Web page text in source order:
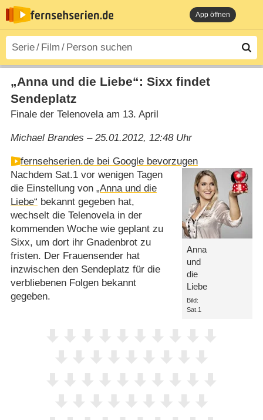
App öffnen
„Anna und die Liebe“: Sixx findet
Sendeplatz
Finale der Telenovela am 13. April
Michael Brandes – 25.01.2012, 12:48 Uhr
fernsehserien.de bei Google bevorzugen
Anna
und
die
Liebe
Bild:
Sat.1
Nachdem Sat.1 vor wenigen Tagen
die Einstellung von „Anna und die
Liebe“ bekannt gegeben hat,
wechselt die Telenovela in der
kommenden Woche wie geplant zu
Sixx, um dort ihr Gnadenbrot zu
fristen. Der Frauensender hat
inzwischen den Sendeplatz für die
verbliebenen Folgen bekannt
gegeben.